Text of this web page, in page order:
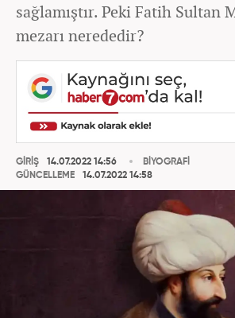
sağlamıştır. Peki Fatih Sultan
mezarı nerededir?
GİRİŞ
14.07.2022 14:56
GÜNCELLEME
14.07.2022 14:58
BİYOGRAFİ